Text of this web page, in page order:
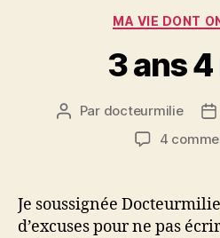
MA VIE DONT
3 ans
Auteur
Par docteurmilie
4
Je soussignée
d’excuses pour ne pas